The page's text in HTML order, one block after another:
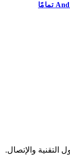
التقنية والإتصال.